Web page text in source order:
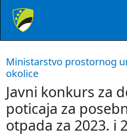
Ministarstvo prostornog
okolice
Javni konkurs za
poticaja za
otpada za 2023. i